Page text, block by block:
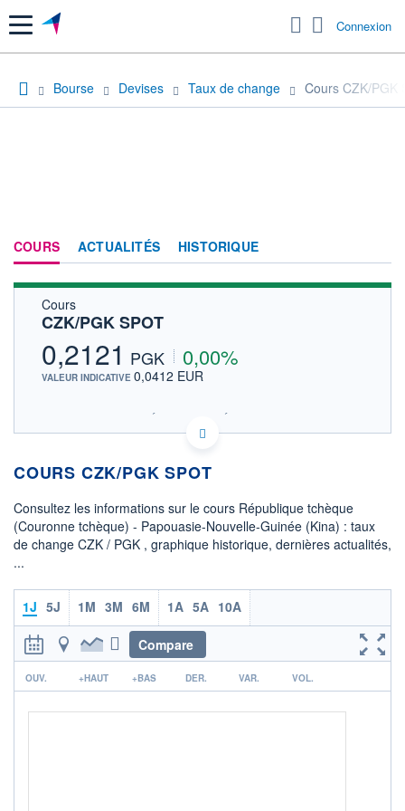
Menu Connexion
Bourse Devises Taux de change Cours CZK/PGK
COURS ACTUALITÉS HISTORIQUE
Cours
CZK/PGK SPOT
0,2121 PGK 0,00%
VALEUR INDICATIVE 0,0412 EUR
SIX - FOREX 2 DONNÉES TEMPS RÉEL
Politique d'exécution
0,210
0,212
OUVERTURE
0,2100
CLÔTURE VEILLE
0,2121
+ HAUT
0,2130 0,2099
COURS CZK/PGK SPOT
Consultez les informations sur le cours République tchèque
(Couronne tchèque) - Papouasie-Nouvelle-Guinée (Kina) : taux
de change CZK / PGK , graphique historique, dernières actualités,
...
1J 5J 1M 3M 6M 1A 5A 10A
Compare
r
OUV. +HAUT +BAS DER. VAR. VOL.